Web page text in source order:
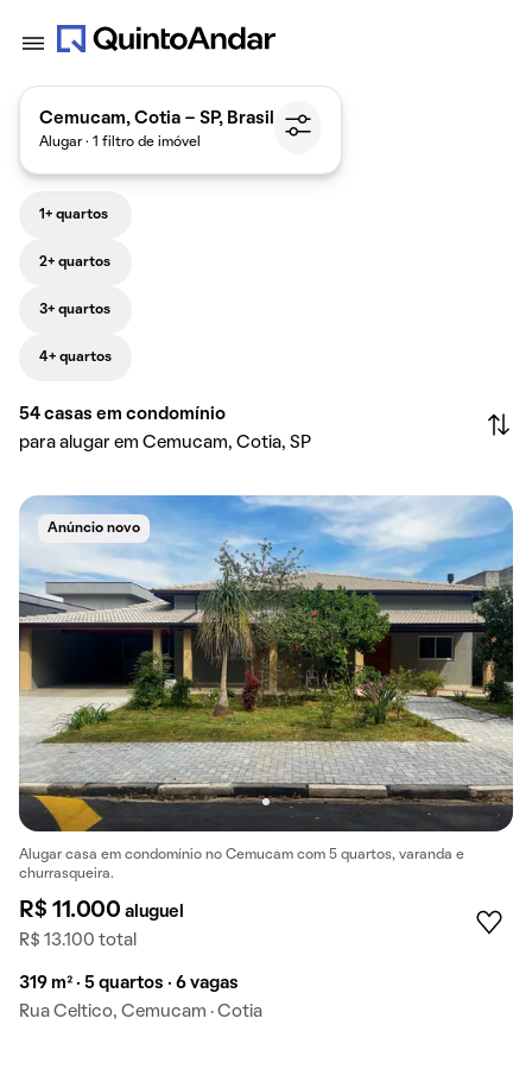
Cemucam, Cotia - SP, Brasil
Alugar · 1 filtro de imóvel
1+ quartos
2+ quartos
3+ quartos
4+ quartos
54 casas em condomínio
para alugar em Cemucam, Cotia, SP
Anúncio novo
Alugar casa em condomínio no Cemucam com 5 quartos, varanda e
churrasqueira.
R$ 11.000aluguel
R$ 13.100 total
319 m² · 5 quartos · 6 vagas
Rua Celtico, Cemucam · Cotia